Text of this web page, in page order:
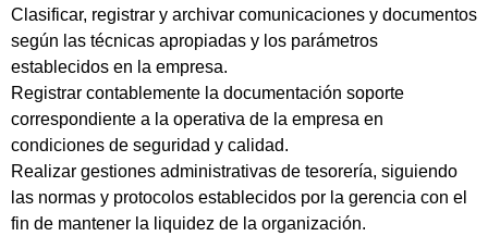
Clasificar, registrar y archivar comunicaciones y documentos
según las técnicas apropiadas y los parámetros
establecidos en la empresa.
Registrar contablemente la documentación soporte
correspondiente a la operativa de la empresa en
condiciones de seguridad y calidad.
Realizar gestiones administrativas de tesorería, siguiendo
las normas y protocolos establecidos por la gerencia con el
fin de mantener la liquidez de la organización.